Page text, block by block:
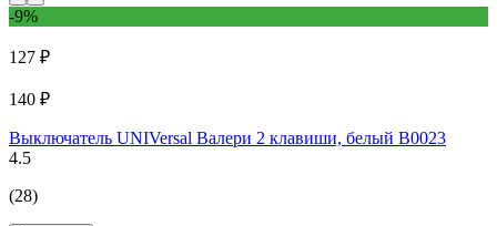
-9%
127 ₽
140 ₽
Выключатель UNIVersal Валери 2 клавиши, белый В0023
4.5
(28)